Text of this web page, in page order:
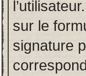
sur le
signature